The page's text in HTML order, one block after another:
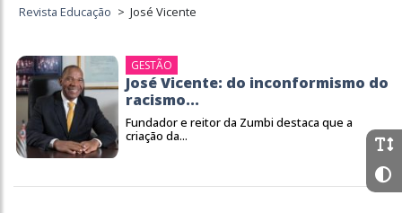
Revista Educação > José Vicente
GESTÃO
José Vicente: do inconformismo do
racismo...
Fundador e reitor da Zumbi destaca que a
criação da...